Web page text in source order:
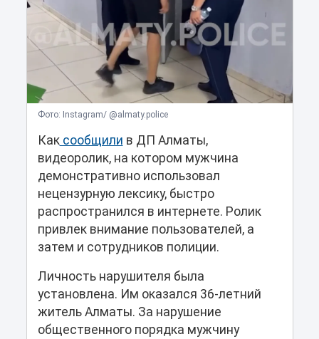
Фото: Instagram/ @almaty.police
Каксообщили в ДП Алматы,
видеоролик, на котором мужчина
демонстративно использовал
нецензурную лексику, быстро
распространился в интернете. Ролик
привлек внимание пользователей, а
затем и сотрудников полиции.
Личность нарушителя была
установлена. Им оказался 36-летний
житель Алматы. За нарушение
общественного порядка мужчину